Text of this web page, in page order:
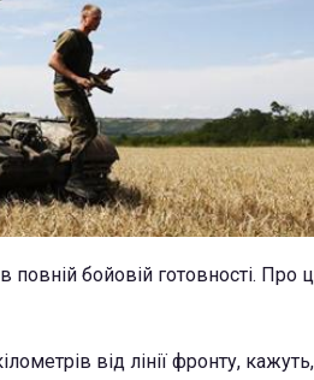
повній бойовій готовності. Про
від лінії фронту,